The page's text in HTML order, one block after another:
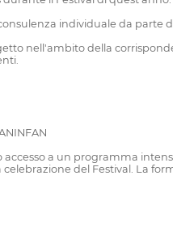
individuale da parte
nell'ambito della
a un programma
del Festival. La